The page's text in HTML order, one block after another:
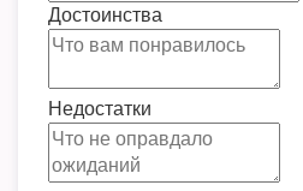
Достоинства
Недостатки